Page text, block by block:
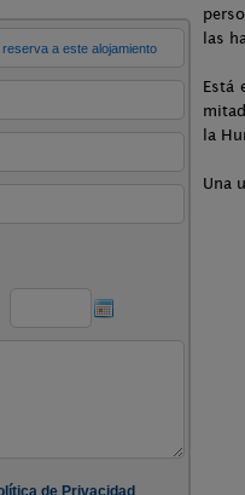
las
Está
la
Una